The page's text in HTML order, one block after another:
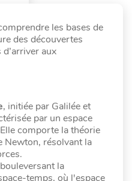
les bases de
des découvertes
aux
, initiée par Galilée et
par un espace
comporte la théorie
Newton, résolvant la
la
temps, où l'espace